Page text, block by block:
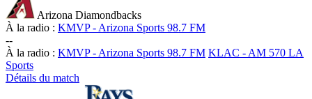
Arizona Diamondbacks
À la radio : KMVP - Arizona Sports 98.7 FM
--
À la radio : KMVP - Arizona Sports 98.7 FM KLAC - AM 570 LA
Sports
Détails du match